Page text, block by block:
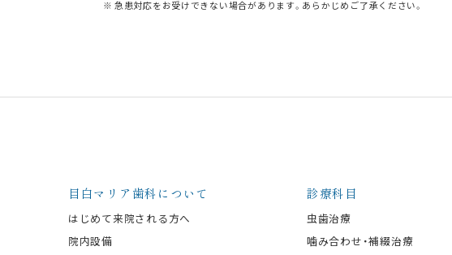
※ 急患対応をお受けできない場合があります。あらかじめご了承ください。
目白マリア歯科について
はじめて来院される方へ
院内設備
診療科目
虫歯治療
噛み合わせ・補綴治療